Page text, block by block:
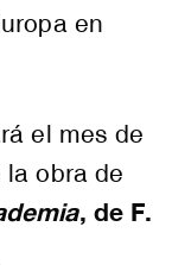
en
el mes de
la obra de
, de F.